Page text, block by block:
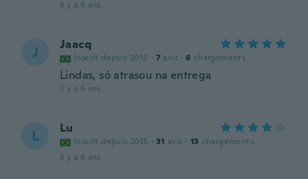
il y a 6 ans
J Jaacq
Inscrit depuis 2016 · 7 avis · 6 chargements
Lindas, só atrasou na entrega
il y a 6 ans
L Lu
Inscrit depuis 2015 · 31 avis · 13 chargements
il y a 6 ans